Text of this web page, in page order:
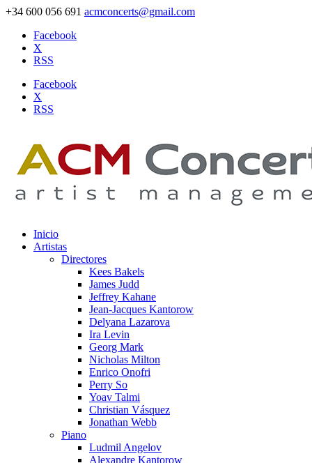
+34 600 056 691 acmconcerts@gmail.com
Facebook
X
RSS
Facebook
X
RSS
Inicio
Artistas
Directores
Kees Bakels
James Judd
Jeffrey Kahane
Jean-Jacques Kantorow
Delyana Lazarova
Ira Levin
Georg Mark
Nicholas Milton
Enrico Onofri
Perry So
Yoav Talmi
Christian Vásquez
Jonathan Webb
Piano
Ludmil Angelov
Alexandre Kantorow